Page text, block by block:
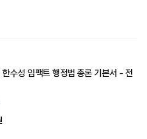
수성 임팩트 행정법 총론 기본서 - 전